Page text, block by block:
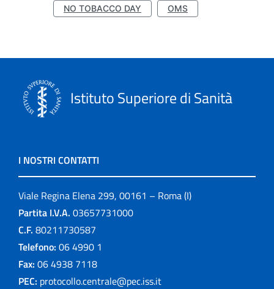
NO TOBACCO DAY
OMS
Istituto Superiore di Sanità
I NOSTRI CONTATTI
Viale Regina Elena 299, 00161 – Roma (I)
Partita I.V.A. 03657731000
C.F. 80211730587
Telefono: 06 4990 1
Fax: 06 4938 7118
PEC: protocollo.centrale@pec.iss.it